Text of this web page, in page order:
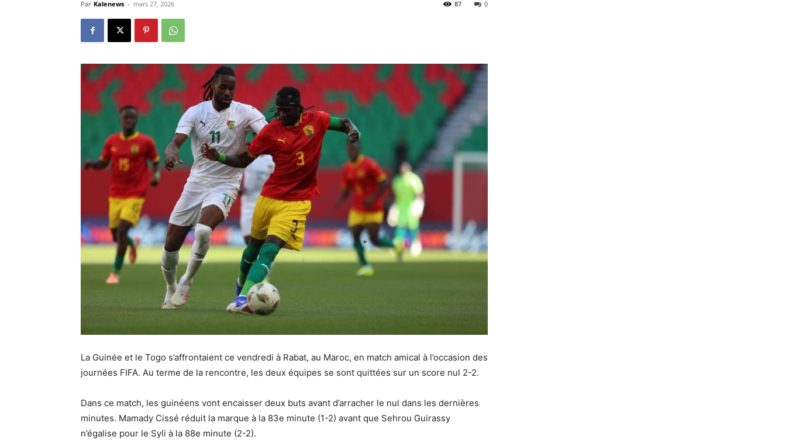
Par Kalenews - mars 27, 2026 0
87
La Guinée et le Togo s’affrontaient ce vendredi à Rabat, au Maroc, en match amical à l’occasion des
journées FIFA. Au terme de la rencontre, les deux équipes se sont quittées sur un score nul 2-2.
Dans ce match, les guinéens vont encaisser deux buts avant d’arracher le nul dans les dernières
minutes. Mamady Cissé réduit la marque à la 83e minute (1-2) avant que Sehrou Guirassy
n’égalise pour le Syli à la 88e minute (2-2).